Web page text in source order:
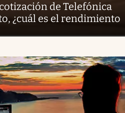
de Telefónica
¿cuál es el rendimiento